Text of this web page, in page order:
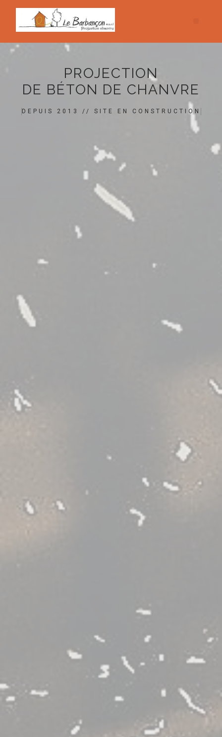
PROJECTION
DE BÉTON DE CHANVRE
DEPUIS 2013 // SITE EN CONSTRUCTION